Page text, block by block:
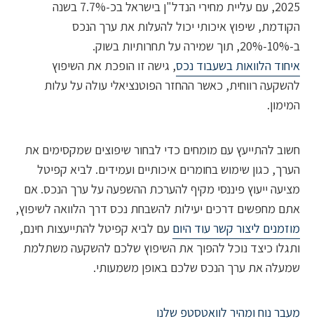
2025, עם עליית מחירי הנדל"ן בישראל בכ-7.7% בשנה
שיפוץ איכותי יכול להעלות את ערך הנכס
הלוואות בשעבוד נכס, גישה זו הופכת את השיפוץ
רווחית, כאשר ההחזר הפוטנציאלי עולה על עלות
להתייעץ עם מומחים כדי לבחור שיפוצים שמקסימים את
כגון שימוש בחומרים איכותיים ועמידים. לביא קפיטל
ייעוץ פיננסי מקיף להערכת ההשפעה על ערך הנכס. אם
דרכים יעילות להשבחת נכס דרך הלוואה לשיפוץ,
ליצור קשר עוד היוםעם לביא קפיטל להתייעצות חינם,
כיצד נוכל להפוך את השיפוץ שלכם להשקעה משתלמת
את ערך הנכס שלכם באופן משמעותי.
נוח ומהיר לוואטסטפ שלנו